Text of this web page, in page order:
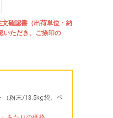
確認書（出荷単位・納
いただき、ご捺印の
（粉末/13.5kg袋、ペ